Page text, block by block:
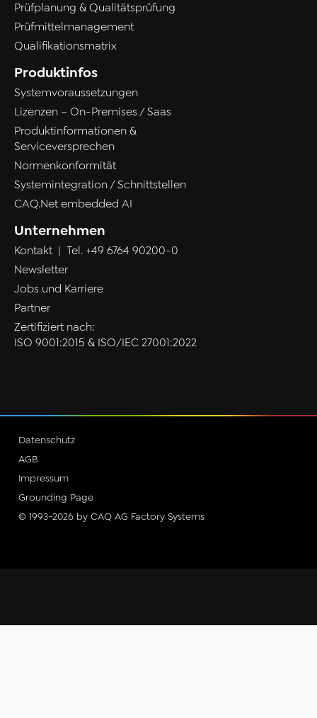
Prüfplanung & Qualitätsprüfung
Prüfmittelmanagement
Qualifikationsmatrix
Produktinfos
Systemvoraussetzungen
Lizenzen – On-Premises / Saas
Produktinformationen &
Serviceversprechen
Normenkonformität
Systemintegration / Schnittstellen
CAQ.Net embedded AI
Unternehmen
Kontakt| Tel. +49 6764 90200-0
Newsletter
Jobs und Karriere
Partner
Zertifiziert nach:
ISO 9001:2015 & ISO/IEC 27001:2022
© 1993-2026 by CAQ AG Factory Systems
Grounding Page
Impressum
AGB
Datenschutz